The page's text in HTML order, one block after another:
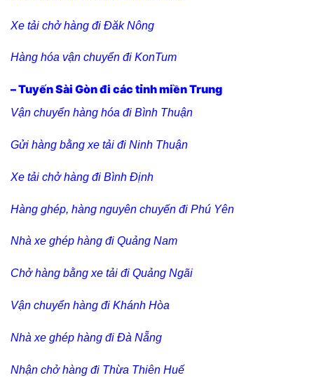
Xe tải chở hàng đi Đăk Nông
Hàng hóa vận chuyển đi KonTum
– Tuyến Sài Gòn đi các tỉnh miền Trung
Vận chuyển hàng hóa đi Bình Thuận
Gửi hàng bằng xe tải đi Ninh Thuận
Xe tải chở hàng đi Bình Định
Hàng ghép, hàng nguyên chuyến đi Phú Yên
Nhà xe ghép hàng đi Quảng Nam
Chở hàng bằng xe tải đi Quảng Ngãi
Vận chuyển hàng đi Khánh Hòa
Nhà xe ghép hàng đi Đà Nẵng
Nhận chở hàng đi Thừa Thiên Huế